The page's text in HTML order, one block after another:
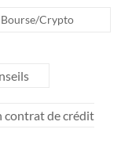
bitcoin et le
Bourse/Crypto
contrat de crédit